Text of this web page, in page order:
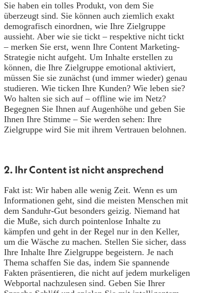
Sie haben ein tolles Produkt, von dem Sie
überzeugt sind. Sie können auch ziemlich exakt
demografisch einordnen, wie Ihre Zielgruppe
aussieht. Aber wie sie tickt – respektive nicht tickt
– merken Sie erst, wenn Ihre Content Marketing-
Strategie nicht aufgeht. Um Inhalte erstellen zu
können, die Ihre Zielgruppe emotional aktiviert,
müssen Sie sie zunächst (und immer wieder) genau
studieren. Wie ticken Ihre Kunden? Wie leben sie?
Wo halten sie sich auf – offline wie im Netz?
Begegnen Sie Ihnen auf Augenhöhe und geben Sie
Ihnen Ihre Stimme – Sie werden sehen: Ihre
Zielgruppe wird Sie mit ihrem Vertrauen belohnen.
2. Ihr Content ist nicht ansprechend
Fakt ist: Wir haben alle wenig Zeit. Wenn es um
Informationen geht, sind die meisten Menschen mit
dem Sanduhr-Gut besonders geizig. Niemand hat
die Muße, sich durch pointenlose Inhalte zu
kämpfen und geht in der Regel nur in den Keller,
um die Wäsche zu machen. Stellen Sie sicher, dass
Ihre Inhalte Ihre Zielgruppe begeistern. Je nach
Thema schaffen Sie das, indem Sie spannende
Fakten präsentieren, die nicht auf jedem murkeligen
Webportal nachzulesen sind. Geben Sie Ihrer